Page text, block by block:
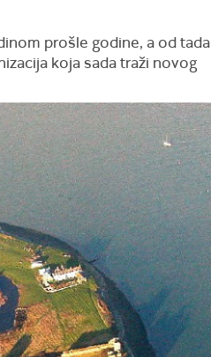
prošle godine, a od tada
koja sada traži novog